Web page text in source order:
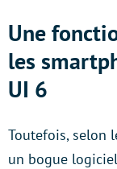
Une
les
UI 6
Toutefois, selon
un bogue